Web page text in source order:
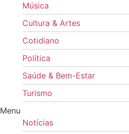
Música
Cultura & Artes
Cotidiano
Política
Saúde & Bem-Estar
Turismo
Menu
Notícias